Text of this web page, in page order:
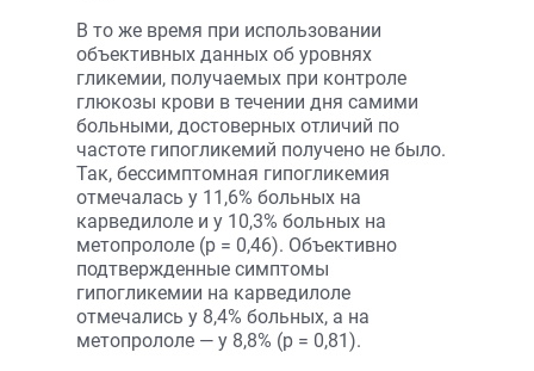
В то же время при использовании
объективных данных об уровнях
гликемии, получаемых при контроле
глюкозы крови в течении дня самими
больными, достоверных отличий по
частоте гипогликемий получено не было.
Так, бессимптомная гипогликемия
отмечалась у 11,6% больных на
карведилоле и у 10,3% больных на
метопрололе (p = 0,46). Объективно
подтвержденные симптомы
гипогликемии на карведилоле
отмечались у 8,4% больных, а на
метопрололе — у 8,8% (p = 0,81).